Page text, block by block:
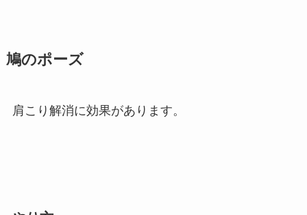
鳩のポーズ
肩こり解消に効果があります。